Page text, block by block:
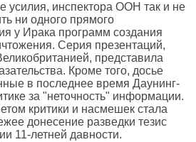
усилия, инспектора ООН так и не
ни одного прямого
у Ирака программ создания
Серия презентаций,
представила
Кроме того, досье
в последнее время Даунинг-
за "неточность" информации.
критики и насмешек стала
донесение разведки тезис
11-летней давности.